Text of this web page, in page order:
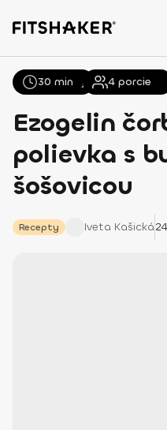
Všetky Recepty
Ezogelin
polievka s
šošovicou
Recepty Iveta Kašická
30 min 4 porcie